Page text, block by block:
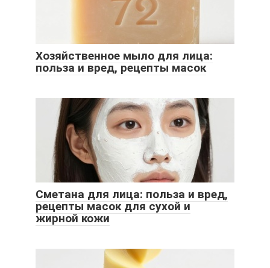
Хозяйственное мыло для лица:
польза и вред, рецепты масок
Сметана для лица: польза и вред,
рецепты масок для сухой и
жирной кожи